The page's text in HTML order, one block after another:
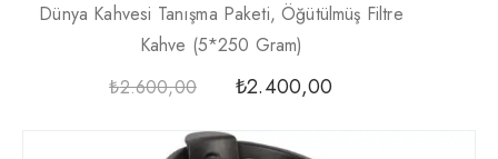
Dünya Kahvesi Tanışma Paketi, Öğütülmüş Filtre
Kahve (5*250 Gram)
₺2.600,00 ₺2.400,00